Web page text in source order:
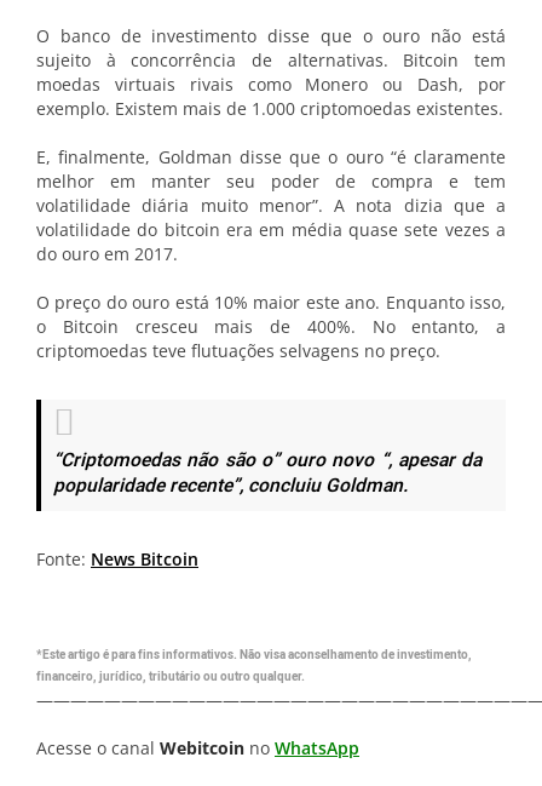
O banco de investimento disse que o ouro não está
sujeito à concorrência de alternativas. Bitcoin tem
moedas virtuais rivais como Monero ou Dash, por
exemplo. Existem mais de 1.000 criptomoedas existentes.
E, finalmente, Goldman disse que o ouro “é claramente
melhor em manter seu poder de compra e tem
volatilidade diária muito menor”. A nota dizia que a
volatilidade do bitcoin era em média quase sete vezes a
do ouro em 2017.
O preço do ouro está 10% maior este ano. Enquanto isso,
o Bitcoin cresceu mais de 400%. No entanto, a
criptomoedas teve flutuações selvagens no preço.
“Criptomoedas não são o” ouro novo “, apesar da
popularidade recente”, concluiu Goldman.
Fonte: News Bitcoin
*Este artigo é para fins informativos. Não visa aconselhamento de investimento,
financeiro, jurídico, tributário ou outro qualquer.
Acesse o canal Webitcoin no WhatsApp